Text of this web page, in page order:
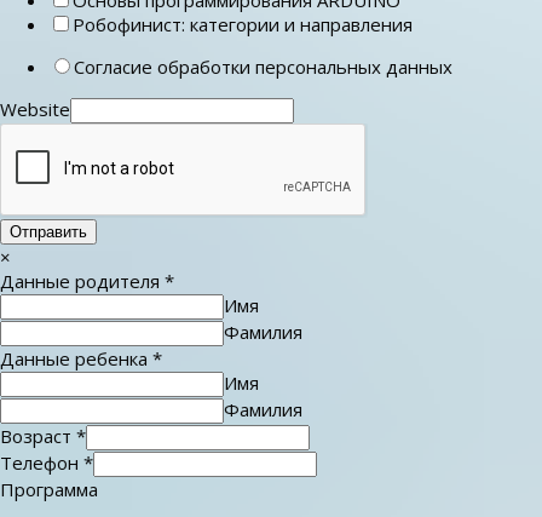
Робофинист: категории и направления
Согласие обработки персональных данных
Website
Отправить
×
Данные родителя *
Имя
Фамилия
Данные ребенка *
Имя
Фамилия
Возраст *
Телефон *
Программа